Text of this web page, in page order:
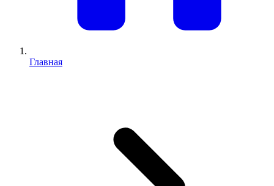
Главная